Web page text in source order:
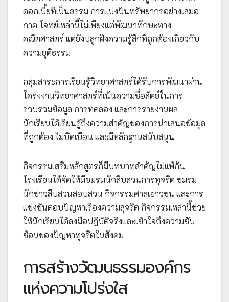
ดอกเบี้ยที่เป็นธรรม การแบ่งปันทรัพยากรอย่างเสมอ
ภาค โจทย์เหล่านี้ไม่เพียงแต่พัฒนาทักษะทาง
คณิตศาสตร์ แต่ยังปลูกฝังความรู้สึกที่ถูกต้องเกี่ยวกับ
ความยุติธรรม
กลุ่มสาระการเรียนรู้วิทยาศาสตร์ได้รับการพัฒนาผ่าน
โครงงานวิทยาศาสตร์ที่เน้นความซื่อสัตย์ในการ
รวบรวมข้อมูล การทดลอง และการรายงานผล
นักเรียนได้เรียนรู้ถึงความสำคัญของการนำเสนอข้อมูล
ที่ถูกต้อง ไม่บิดเบือน และมีหลักฐานสนับสนุน
กิจกรรมเสริมหลักสูตรก็มีบทบาทสำคัญไม่แพ้กัน
โรงเรียนได้จัดให้มีชมรมนักสืบสวนการทุจริต ชมรม
นักข่าวสืบสวนสอบสวน กิจกรรมศาลเยาวชน และการ
แข่งขันตอบปัญหาเรื่องความสุจริต กิจกรรมเหล่านี้ช่วย
ให้นักเรียนได้ลงมือปฏิบัติจริงและเข้าใจถึงความซับ
ซ้อนของปัญหาทุจริตในสังคม
การสร้างวัฒนธรรมองค์กร
แห่งความโปร่งใส